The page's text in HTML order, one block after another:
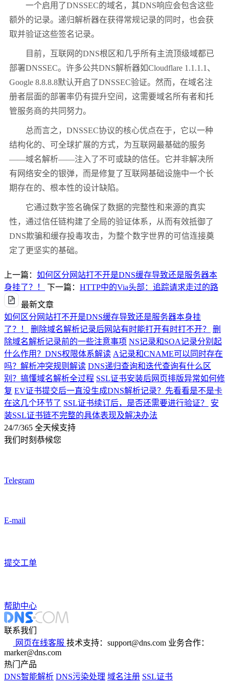
一个启用了DNSSEC的域名，其DNS响应会包含这些
额外的记录。递归解析器在获得常规记录的同时，也会获
取并验证这些签名记录。
目前，互联网的DNS根区和几乎所有主流顶级域都已
部署DNSSEC。许多公共DNS解析器如Cloudflare 1.1.1.1 、
Google 8.8.8.8默认开启了DNSSEC验证。然而，在域名注
册者层面的部署率仍有提升空间，这需要域名所有者和托
管服务商的共同努力。
总而言之， DNSSEC协议的核心优点在于，它以一种
结构化的、可全球扩展的方式，为互联网最基础的服务
——域名解析——注入了不可或缺的信任。它并非解决所
有网络安全的银弹，而是修复了互联网基础设施中一个长
期存在的、根本性的设计缺陷。
它通过数字签名确保了数据的完整性和来源的真实
性，通过信任链构建了全局的验证体系，从而有效抵御了
DNS欺骗和缓存投毒攻击，为整个数字世界的可信连接奠
定了更坚实的基础。
上一篇： 如何区分网站打不开是DNS缓存导致还是服务器本
身挂了？！
下一篇： HTTP中的Via头部：追踪请求走过的路
最新文章
如何区分网站打不开是DNS缓存导致还是服务器本身挂
了？！
删除域名解析记录后网站有时能打开有时打不开？
删
除域名解析记录前的一些注意事项 NS记录和SOA记录分别起
什么作用？DNS权限体系解读 A记录和CNAME可以同时存在
吗？解析冲突规则解读 DNS递归查询和迭代查询有什么区
别？搞懂域名解析全过程 SSL证书安装后网页排版异常如何修
复 EV证书提交后一直没生成DNS解析记录？先看看是不是卡
在这几个环节了 SSL证书续订后，是否还需要进行验证？
安
装SSL证书链不完整的具体表现及解决办法
24/7/365 全天候支持
我们时刻恭候您
Telegram
E-mail
提交工单
帮助中心
联系我们
网页在线客服 技术支持：support@dns.com 业务合作：
marker@dns.com
热门产品
DNS智能解析 DNS污染处理 域名注册 SSL证书